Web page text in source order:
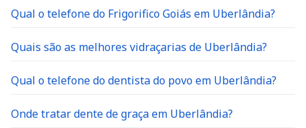
Qual o telefone do Frigorifico Goiás em Uberlândia?
Quais são as melhores vidraçarias de Uberlândia?
Qual o telefone do dentista do povo em Uberlândia?
Onde tratar dente de graça em Uberlândia?